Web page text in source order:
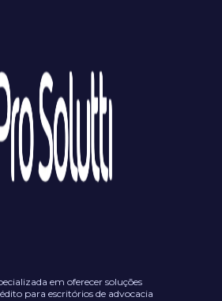
em oferecer soluções
para escritórios de advocacia